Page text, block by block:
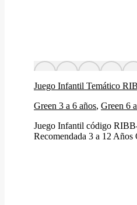
Juego Infantil Temático
Green 3 a 6 años, Green 6
Juego Infantil código
Recomendada 3 a 12